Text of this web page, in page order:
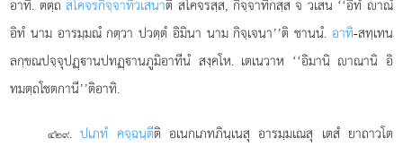
อาทิ. ตตฺถสโคจรกิจฺจาทิวเสนาติ สโคจรสฺส, กิจฺจาทิกสฺส จ วเสน ‘‘อิทํ าณํ
อิทํ นาม อารมฺมณํ กตฺวา ปวตฺตํ อิมินา นามกิจฺเจนา’’ติ ชานนํ. อาทิ-สทฺเทน
ลกฺขณปจฺจุปฏฺานปทฏฺานภูมิอาทีนํ สงฺคโห. เตเนวาห ‘‘อิมานิ าณานิ อิ
ทมตฺถโชตกานี’’ติอาทิ.
๔๒๙.ปเภทํ คจฺฉนฺตีติ อเนกเภทภินฺเนสุ อารมฺมเณสุ เตสํ ยาถาวโต